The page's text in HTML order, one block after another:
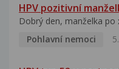
HPV pozitivní
Dobrý den, manželka po
Pohlavní nemoci